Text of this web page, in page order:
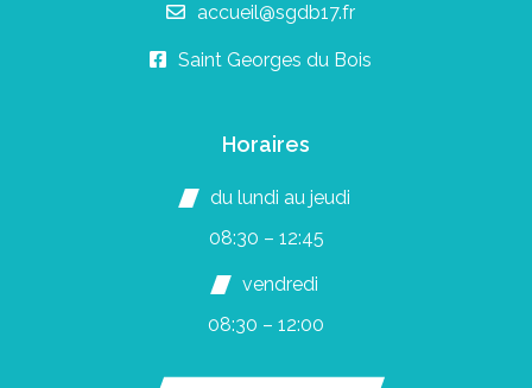
accueil@sgdb17.fr
Saint Georges du Bois
Horaires
du lundi au jeudi
08:30 – 12:45
vendredi
08:30 – 12:00